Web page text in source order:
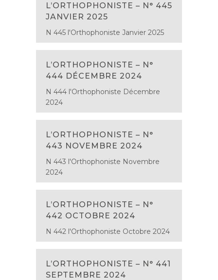
L’ORTHOPHONISTE – N° 445
JANVIER 2025
N 445 l'Orthophoniste Janvier 2025
L’ORTHOPHONISTE – N°
444 DÉCEMBRE 2024
N 444 l'Orthophoniste Décembre
2024
L’ORTHOPHONISTE – N°
443 NOVEMBRE 2024
N 443 l'Orthophoniste Novembre
2024
L’ORTHOPHONISTE – N°
442 OCTOBRE 2024
N 442 l'Orthophoniste Octobre 2024
L’ORTHOPHONISTE – N° 441
SEPTEMBRE 2024